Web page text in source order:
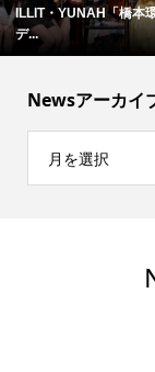
ILLIT・YUNAH「橋本
デ...
Newsアーカイ
月を選択